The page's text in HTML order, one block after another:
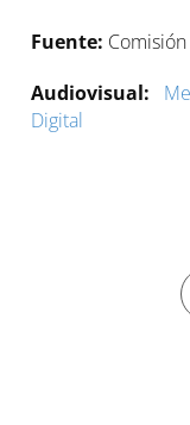
Fuente:
Audiovisual:
Digital